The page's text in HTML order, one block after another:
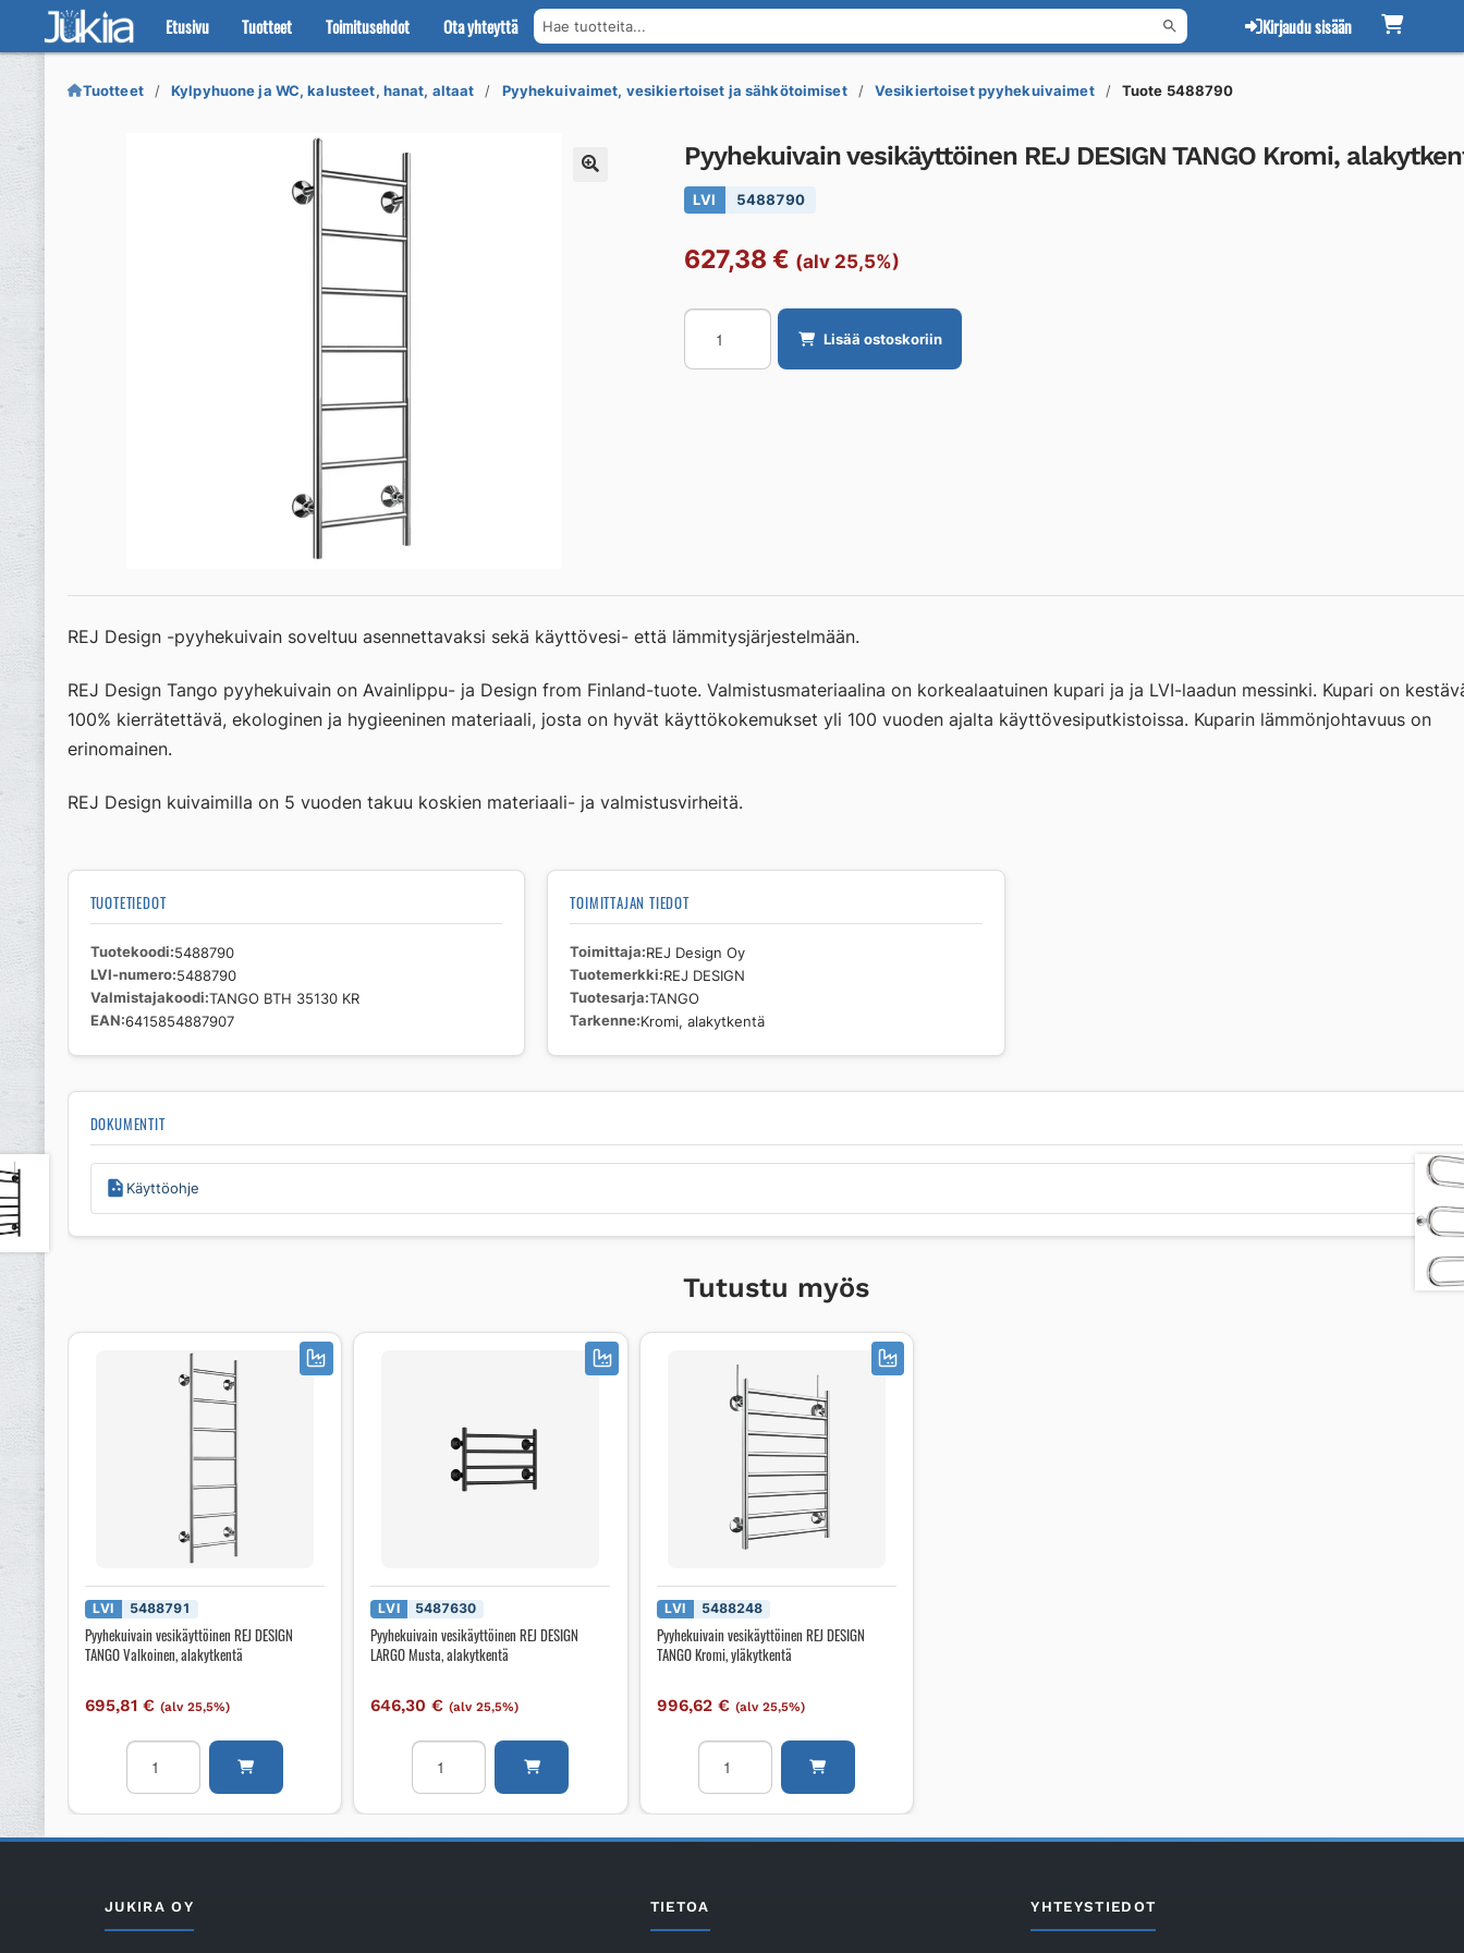
Etusivu Tuotteet Toimitusehdot Ota yhteyttä Hae tuotteita... Kirjaudu sisään
Siirry
navigointiin
Siirry
sisältöön
Tuotteet Kylpyhuone ja WC, kalusteet, hanat, altaat Pyyhekuivaimet, vesikiertoiset ja sähkötoimiset Vesikiertoiset pyyhekuivaimet Tuote 5488790
Pyyhekuivain vesikäyttöinen REJ DESIGN TANGO Kromi,
LVI 5488790
627,38 € (alv 25,5%)
Pyyhekuivain
vesikäyttöinen
REJ
Lisää ostoskoriin
REJ Design -pyyhekuivain soveltuu asennettavaksi sekä käyttövesi- että lämmitysjärjestelmään.
REJ Design Tango pyyhekuivain on Avainlippu- ja Design from Finland-tuote. Valmistusmateriaalina on korkealaatuinen kupari ja ja LVI-laadun messinki. Kupari on
100% kierrätettävä, ekologinen ja hygieeninen materiaali, josta on hyvät käyttökokemukset yli 100 vuoden ajalta käyttövesiputkistoissa. Kuparin lämmönjohtavuus on
erinomainen.
REJ Design kuivaimilla on 5 vuoden takuu koskien materiaali- ja valmistusvirheitä.
TUOTETIEDOT
Tuotekoodi 5488790
LVI-numero 5488790
Valmistajakoodi TANGO BTH 35130 KR
EAN 6415854887907
TOIMITTAJAN TIEDOT
Toimittaja REJ Design Oy
Tuotemerkki REJ DESIGN
Tuotesarja TANGO
Tarkenne Kromi, alakytkentä
DOKUMENTIT
Käyttöohje
Tutustu myös
LVI 5488791
Pyyhekuivain vesikäyttöinen REJ DESIGN
TANGO Valkoinen, alakytkentä
695,81€ (alv 25,5%)
Pyyhekuivain
vesikäyttöinen
REJ
TANGO
LVI 5487630
Pyyhekuivain vesikäyttöinen REJ DESIGN
LARGO Musta, alakytkentä
646,30€ (alv 25,5%)
Pyyhekuivain
vesikäyttöinen
REJ
LARGO
LVI 5488248
Pyyhekuivain vesikäyttöinen REJ DESIGN
TANGO Kromi, yläkytkentä
996,62 € (alv 25,5%)
Pyyhekuivain
vesikäyttöinen
REJ
TANGO
JUKIRA OY TIETOA YHTEYSTIEDOT